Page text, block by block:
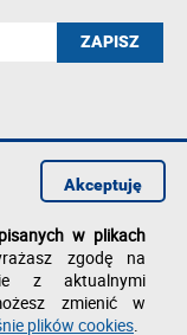
w plikach
zgodę na
z aktualnymi
zmienić w
plików cookies.
Akceptuję